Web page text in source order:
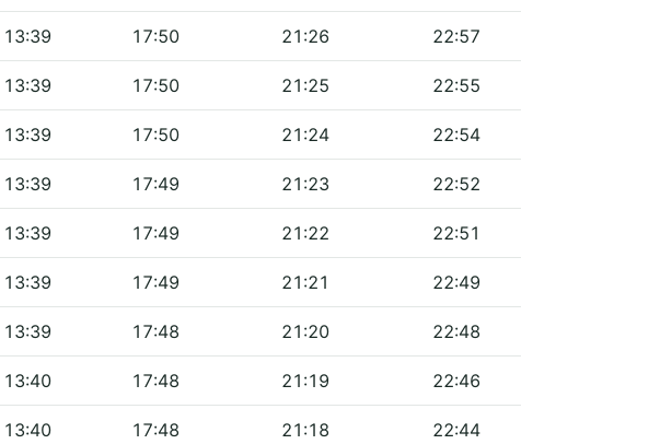
13:39 17:50 21:26 22:57
13:39 17:50 21:25 22:55
13:39 17:50 21:24 22:54
13:39 17:49 21:23 22:52
13:39 17:49 21:22 22:51
13:39 17:49 21:21 22:49
13:39 17:48 21:20 22:48
13:40 17:48 21:19 22:46
13:40 17:48 21:18 22:44